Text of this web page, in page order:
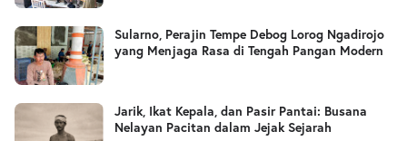
Sularno, Perajin Tempe Debog Lorog Ngadirojo
yang Menjaga Rasa di Tengah Pangan Modern
Jarik, Ikat Kepala, dan Pasir Pantai: Busana
Nelayan Pacitan dalam Jejak Sejarah